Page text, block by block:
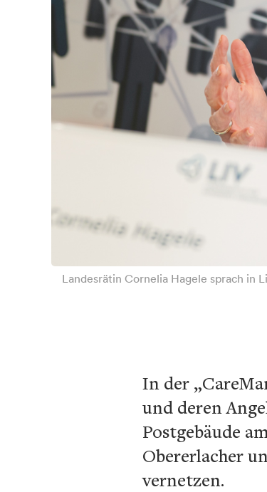
Landesrätin Cornelia Hagele sprach in
In der
und deren
Postgebäude
Obererlacher
vernetzen.